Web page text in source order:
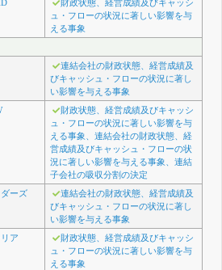
財政状態、経営成績及びキャッシ
ュ・フローの状況に著しい影響を与
える事象
連結会社の財政状態、経営成績及
びキャッシュ・フローの状況に著し
い影響を与える事象
財政状態、経営成績及びキャッシ
ュ・フローの状況に著しい影響を与
える事象、連結会社の財政状態、経
営成績及びキャッシュ・フローの状
況に著しい影響を与える事象、連結
子会社の吸収分割の決定
ーズ
連結会社の財政状態、経営成績及
びキャッシュ・フローの状況に著し
い影響を与える事象
ア
財政状態、経営成績及びキャッシ
ュ・フローの状況に著しい影響を与
える事象